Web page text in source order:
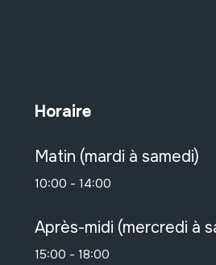
Horaire
Matin (mardi à samedi)
10:00 - 14:00
Après-midi (mercredi à
15:00 - 18:00